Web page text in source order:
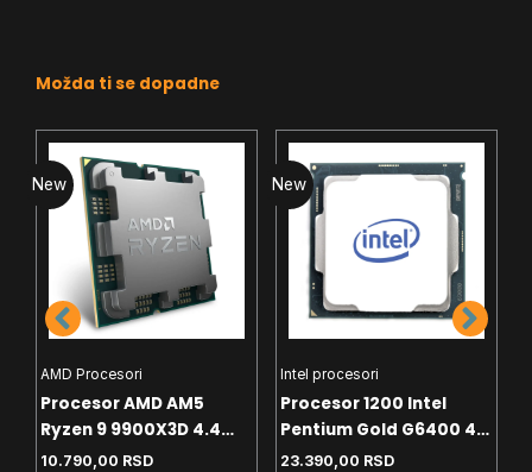
Možda ti se dopadne
New
AMD Procesori
Procesor AMD AM5
Ryzen 9 9900X3D 4.4
GHz Tray
10.790,00 RSD
New
Intel procesori
Procesor 1200 Intel
Pentium Gold G6400 4.0
GHz Tray
23.390,00 RSD